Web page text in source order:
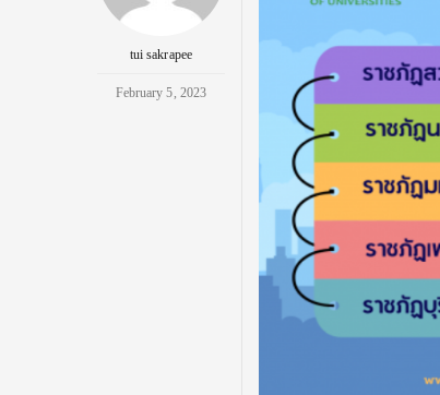
tui sakrapee
February 5, 2023